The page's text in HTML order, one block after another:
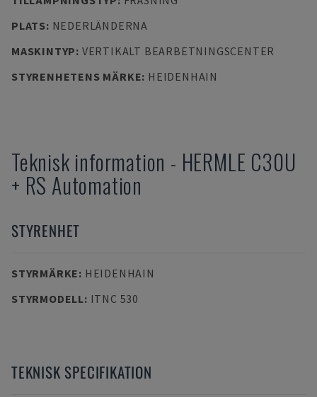
PLATS: NEDERLÄNDERNA
MASKINTYP: VERTIKALT BEARBETNINGSCENTER
STYRENHETENS MÄRKE: HEIDENHAIN
Teknisk information - HERMLE C30U
+ RS Automation
STYRENHET
STYRMÄRKE: HEIDENHAIN
STYRMODELL: ITNC 530
TEKNISK SPECIFIKATION